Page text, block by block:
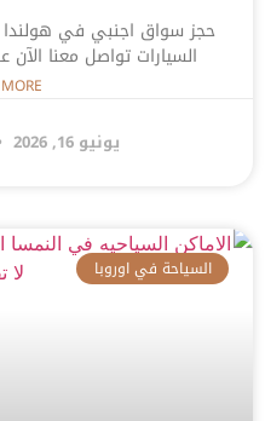
حجز سواق اجنبي في هولندا
السيارات تواصل معنا الآن عبر
»
يونيو 16, 2026
السياحة في اوروبا